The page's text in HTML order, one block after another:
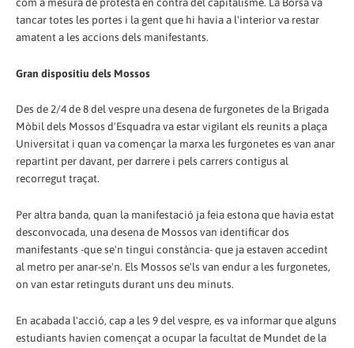
tancar totes les portes i la gent que hi havia a l'interior va restar
amatent a les accions dels manifestants.
Gran dispositiu dels Mossos
Des de 2/4 de 8 del vespre una desena de furgonetes de la Brigada
Mòbil dels Mossos d'Esquadra va estar vigilant els reunits a plaça
Universitat i quan va començar la marxa les furgonetes es van anar
repartint per davant, per darrere i pels carrers contigus al
recorregut traçat.
Per altra banda, quan la manifestació ja feia estona que havia estat
desconvocada, una desena de Mossos van identificar dos
manifestants -que se'n tingui constància- que ja estaven accedint
al metro per anar-se'n. Els Mossos se'ls van endur a les furgonetes,
on van estar retinguts durant uns deu minuts.
En acabada l'acció, cap a les 9 del vespre, es va informar que alguns
estudiants havien començat a ocupar la facultat de Mundet de la